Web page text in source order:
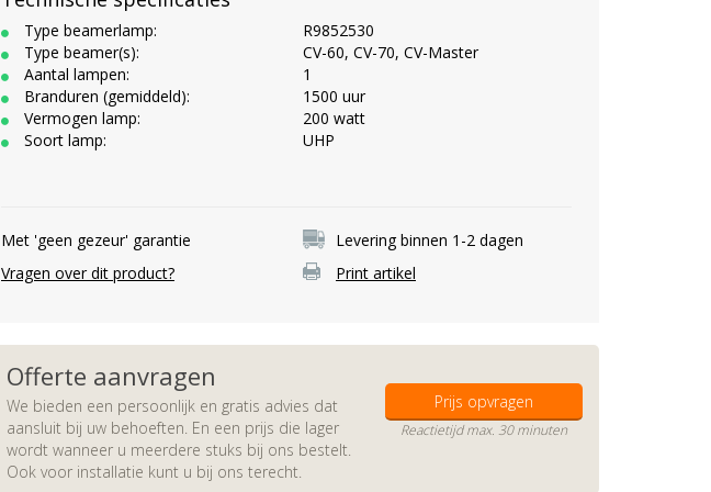
Type beamerlamp:
R9852530
Type beamer(s):
CV-60, CV-70, CV-Master
Aantal lampen:
1
Branduren (gemiddeld):
1500 uur
Vermogen lamp:
200 watt
Soort lamp:
UHP
Met 'geen gezeur' garantie
Levering binnen 1-2 dagen
Vragen over dit product?
Print artikel
Offerte aanvragen
We bieden een persoonlijk en gratis advies dat
aansluit bij uw behoeften. En een prijs die lager
wordt wanneer u meerdere stuks bij ons bestelt.
Ook voor installatie kunt u bij ons terecht.
Prijs opvragen
Reactietijd max. 30 minuten